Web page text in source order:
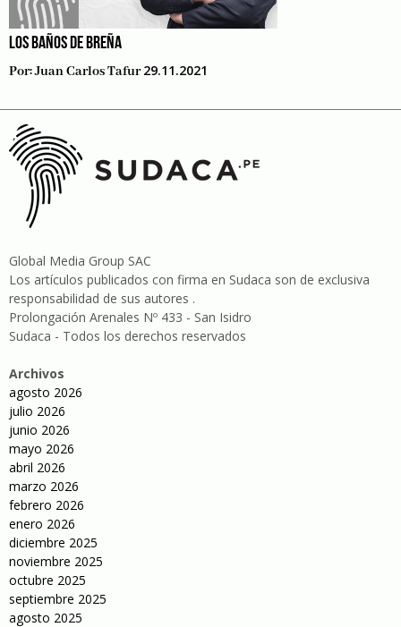
LOS BAÑOS DE BREÑA
Por:Juan Carlos Tafur 29.11.2021
Global Media Group SAC
Los artículos publicados con firma en Sudaca son de exclusiva
responsabilidad de sus autores .
Prolongación Arenales Nº 433 - San Isidro
Sudaca - Todos los derechos reservados
Archivos
agosto 2026
julio 2026
junio 2026
mayo 2026
abril 2026
marzo 2026
febrero 2026
enero 2026
diciembre 2025
noviembre 2025
octubre 2025
septiembre 2025
agosto 2025